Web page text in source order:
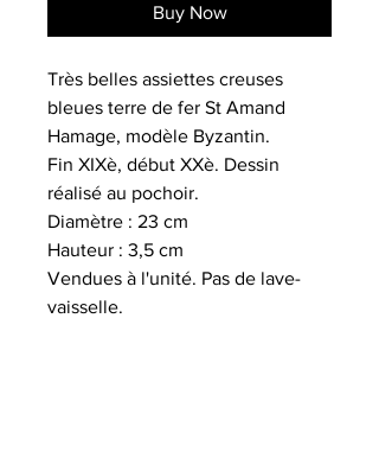
Buy Now
Très belles assiettes creuses
bleues terre de fer St Amand
Hamage, modèle Byzantin.
Fin XIXè, début XXè. Dessin
réalisé au pochoir.
Diamètre : 23 cm
Hauteur : 3,5 cm
Vendues à l'unité. Pas de lave-
vaisselle.